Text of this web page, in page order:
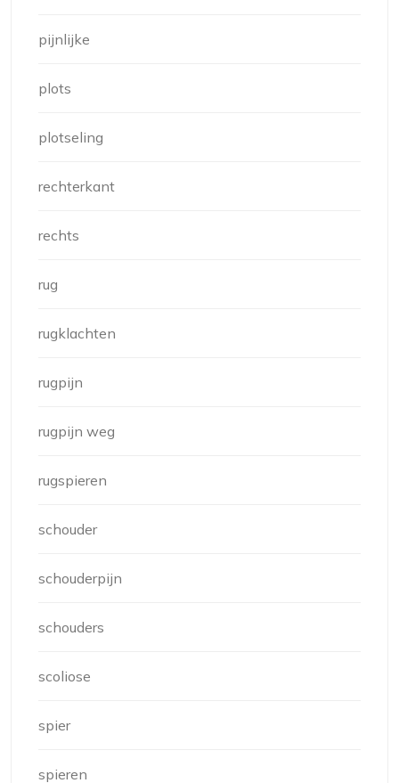
pijnlijke
plots
plotseling
rechterkant
rechts
rug
rugklachten
rugpijn
rugpijn weg
rugspieren
schouder
schouderpijn
schouders
scoliose
spier
spieren